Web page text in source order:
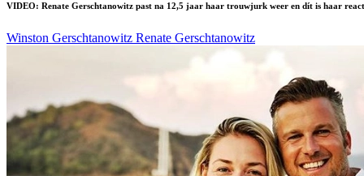
VIDEO: Renate Gerschtanowitz past na 12,5 jaar haar trouwjurk weer en dít is haar
Winston Gerschtanowitz Renate Gerschtanowitz